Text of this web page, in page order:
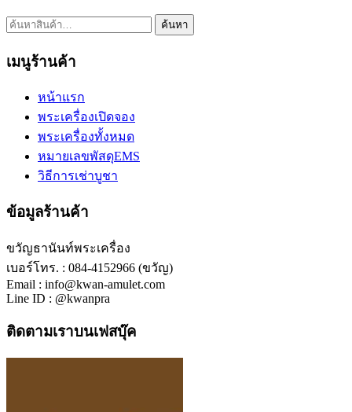
ค้นหา: ค้นหา
เมนูร้านค้า
หน้าแรก
พระเครื่องเปิดจอง
พระเครื่องทั้งหมด
หมายเลขพัสดุEMS
วิธีการเช่าบูชา
ข้อมูลร้านค้า
ขวัญธานันท์พระเครื่อง
เบอร์โทร. : 084-4152966 (ขวัญ)
Email : info@kwan-amulet.com
Line ID : @kwanpra
ติดตามเราบนเฟสบุ๊ค